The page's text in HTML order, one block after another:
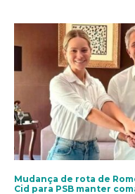
Mudança de rota de
Cid para PSB manter